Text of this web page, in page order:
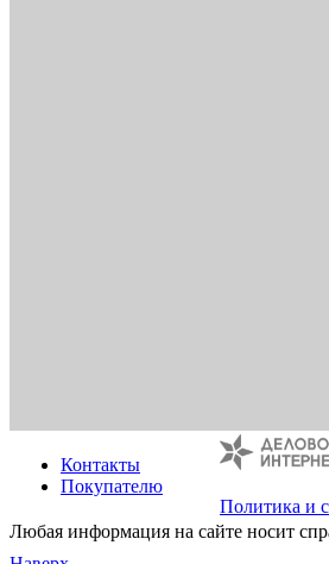
Контакты
Покупателю
Политика и
Любая информация на сайте носит